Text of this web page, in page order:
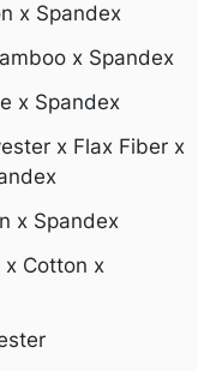
x Spandex
x Spandex
x Spandex
x Flax Fiber x
x Spandex
x Cotton x